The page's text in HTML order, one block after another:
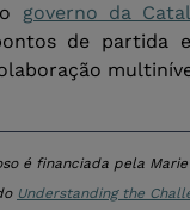
governo da
de partida
é financiada pela
Understanding the